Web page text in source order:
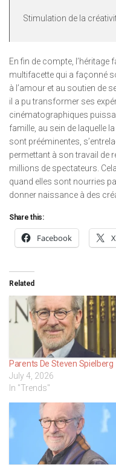
Stimulation de la
En fin de compte, l’héritage
multifacette qui a façonné
à l’amour et au soutien de
il a pu transformer ses
cinématographiques
famille, au sein de laquelle
sont prééminentes,
permettant à son travail de
millions de spectateurs.
quand elles sont nourries
donner naissance à des
Share this:
Facebook X
Related
Parents De Steven Spielberg
July 4, 2026
In "Trends"